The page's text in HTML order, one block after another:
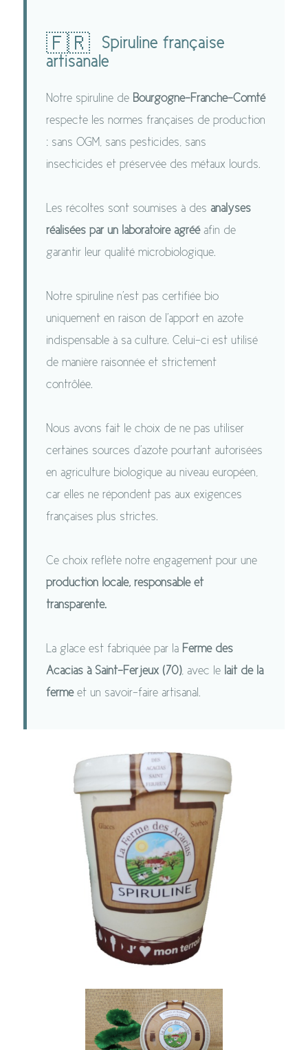
🇫🇷
Spiruline française
artisanale
Notre spiruline de Bourgogne-Franche-Comté
respecte les normes françaises de production
: sans OGM, sans pesticides, sans
insecticides et préservée des métaux lourds.
Les récoltes sont soumises à des analyses
réalisées par un laboratoire agrééafin de
garantir leur qualité microbiologique.
Notre spiruline n'est pas certifiée bio
uniquement en raison de l'apport en azote
indispensable à sa culture. Celui-ci est utilisé
de manière raisonnée et strictement
contrôlée.
Nous avons fait le choix de ne pas utiliser
certaines sources d'azote pourtant autorisées
en agriculture biologique au niveau européen,
car elles ne répondent pas aux exigences
françaises plus strictes.
Ce choix reflète notre engagement pour une
production locale, responsable et
transparente.
La glace est fabriquée par la Ferme des
Acacias à Saint-Ferjeux (70), avec le lait de la
fermeet un savoir-faire artisanal.